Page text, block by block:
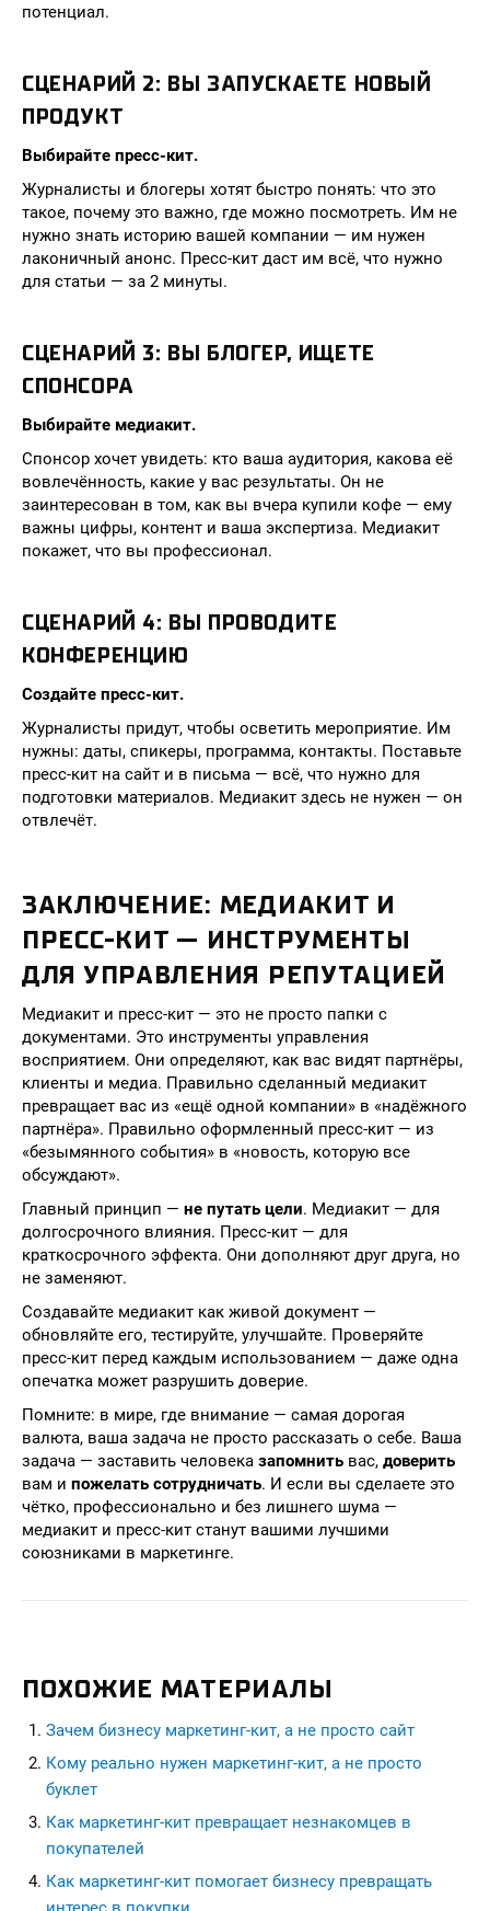
потенциал.
СЦЕНАРИЙ 2: ВЫ ЗАПУСКАЕТЕ НОВЫЙ
ПРОДУКТ
Выбирайте пресс-кит.
Журналисты и блогеры хотят быстро понять: что это
такое, почему это важно, где можно посмотреть. Им не
нужно знать историю вашей компании — им нужен
лаконичный анонс. Пресс-кит даст им всё, что нужно
для статьи — за 2 минуты.
СЦЕНАРИЙ 3: ВЫ БЛОГЕР, ИЩЕТЕ
СПОНСОРА
Выбирайте медиакит.
Спонсор хочет увидеть: кто ваша аудитория, какова её
вовлечённость, какие у вас результаты. Он не
заинтересован в том, как вы вчера купили кофе — ему
важны цифры, контент и ваша экспертиза. Медиакит
покажет, что вы профессионал.
СЦЕНАРИЙ 4: ВЫ ПРОВОДИТЕ
КОНФЕРЕНЦИЮ
Создайте пресс-кит.
Журналисты придут, чтобы осветить мероприятие. Им
нужны: даты, спикеры, программа, контакты. Поставьте
пресс-кит на сайт и в письма — всё, что нужно для
подготовки материалов. Медиакит здесь не нужен — он
отвлечёт.
ЗАКЛЮЧЕНИЕ: МЕДИАКИТ И
ПРЕСС-КИТ — ИНСТРУМЕНТЫ
ДЛЯ УПРАВЛЕНИЯ РЕПУТАЦИЕЙ
Медиакит и пресс-кит — это не просто папки с
документами. Это инструменты управления
восприятием. Они определяют, как вас видят партнёры,
клиенты и медиа. Правильно сделанный медиакит
превращает вас из «ещё одной компании» в «надёжного
партнёра». Правильно оформленный пресс-кит — из
«безымянного события» в «новость, которую все
обсуждают».
Главный принцип — не путать цели. Медиакит — для
долгосрочного влияния. Пресс-кит — для
краткосрочного эффекта. Они дополняют друг друга, но
не заменяют.
Создавайте медиакит как живой документ —
обновляйте его, тестируйте, улучшайте. Проверяйте
пресс-кит перед каждым использованием — даже одна
опечатка может разрушить доверие.
Помните: в мире, где внимание — самая дорогая
валюта, ваша задача не просто рассказать о себе. Ваша
задача — заставить человека запомнить вас, доверить
вам и пожелать сотрудничать. И если вы сделаете это
чётко, профессионально и без лишнего шума —
медиакит и пресс-кит станут вашими лучшими
союзниками в маркетинге.
ПОХОЖИЕ МАТЕРИАЛЫ
Зачем бизнесу маркетинг-кит, а не просто сайт
Кому реально нужен маркетинг-кит, а не просто
буклет
Как маркетинг-кит превращает незнакомцев в
покупателей
Как маркетинг-кит помогает бизнесу превращать